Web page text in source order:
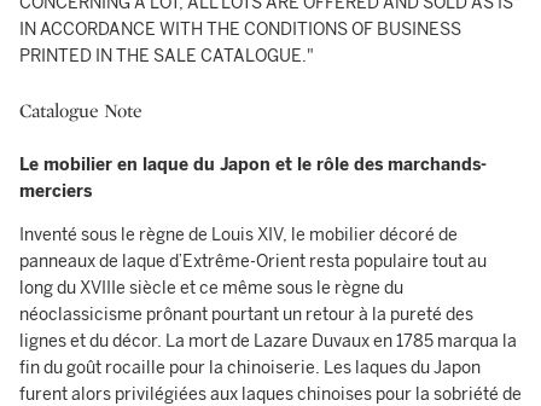
IN ACCORDANCE WITH THE CONDITIONS OF BUSINESS
PRINTED IN THE SALE CATALOGUE."
Catalogue Note
Le mobilier en laque du Japon et le rôle des marchands-
merciers
Inventé sous le règne de Louis XIV, le mobilier décoré de
panneaux de laque d’Extrême-Orient resta populaire tout au
long du XVIIIe siècle et ce même sous le règne du
néoclassicisme prônant pourtant un retour à la pureté des
lignes et du décor. La mort de Lazare Duvaux en 1785 marqua la
fin du goût rocaille pour la chinoiserie. Les laques du Japon
furent alors privilégiées aux laques chinoises pour la sobriété de